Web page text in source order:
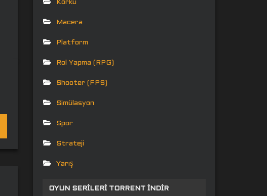
Korku
Macera
Platform
Rol Yapma (RPG)
Shooter (FPS)
Simülasyon
Spor
Strateji
Yarış
OYUN SERILERI TORRENT İNDIR